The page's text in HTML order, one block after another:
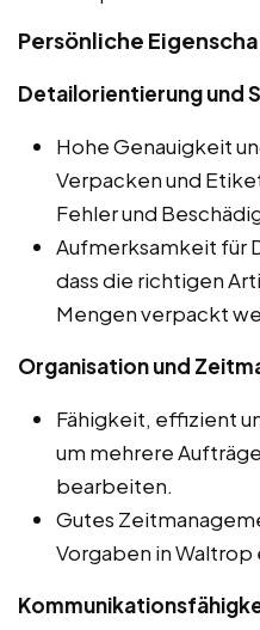
Persönliche
Detailorientierung und
Hohe Genauigkeit
Verpacken und
Fehler und
Aufmerksamkeit für
dass die richtigen
Mengen verpackt
Organisation und
Fähigkeit, effizient
um mehrere
bearbeiten.
Gutes
Vorgaben in Waltrop